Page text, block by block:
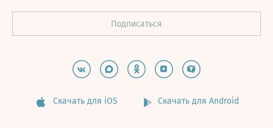
Скачать для iOS Скачать для Android